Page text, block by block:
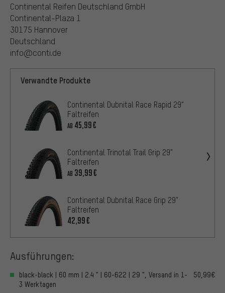
Continental Reifen Deutschland GmbH
Continental-Plaza 1
30175 Hannover
Deutschland
info@conti.de
Verwandte Produkte
Continental Dubnital Race Rapid 29"
Faltreifen
AB 45,99€
Continental Trinotal Trail Grip 29"
Faltreifen
AB 39,99€
Continental Dubnital Race Grip 29"
Faltreifen
42,99€
Ausführungen:
black-black | 60 mm | 2.4 " | 60-622 | 29 ", Versand in 1-
3 Werktagen
50,99€